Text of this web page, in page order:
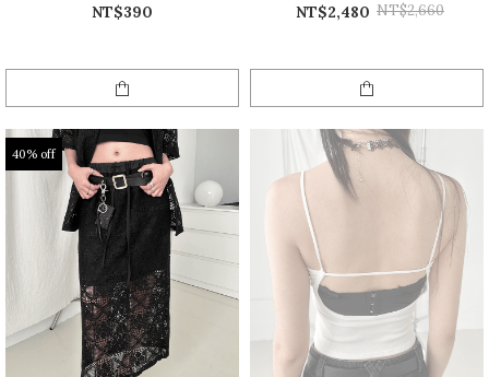
NT$390 NT$2,480 NT$2,660
40% off